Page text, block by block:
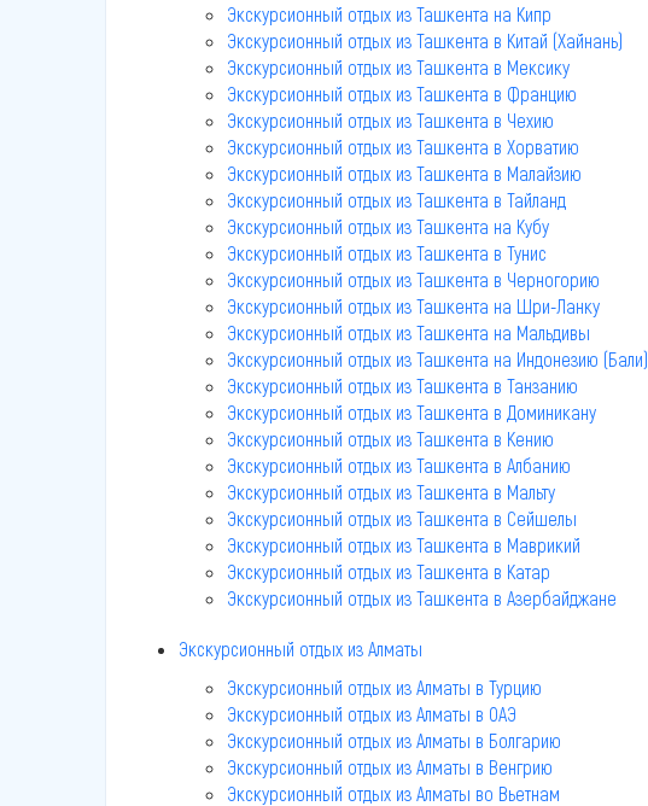
Экскурсионный отдых из Ташкента на Кипр
Экскурсионный отдых из Ташкента в Китай (Хайнань)
Экскурсионный отдых из Ташкента в Мексику
Экскурсионный отдых из Ташкента в Францию
Экскурсионный отдых из Ташкента в Чехию
Экскурсионный отдых из Ташкента в Хорватию
Экскурсионный отдых из Ташкента в Малайзию
Экскурсионный отдых из Ташкента в Тайланд
Экскурсионный отдых из Ташкента на Кубу
Экскурсионный отдых из Ташкента в Тунис
Экскурсионный отдых из Ташкента в Черногорию
Экскурсионный отдых из Ташкента на Шри-Ланку
Экскурсионный отдых из Ташкента на Мальдивы
Экскурсионный отдых из Ташкента на Индонезию (Бали)
Экскурсионный отдых из Ташкента в Танзанию
Экскурсионный отдых из Ташкента в Доминикану
Экскурсионный отдых из Ташкента в Кению
Экскурсионный отдых из Ташкента в Албанию
Экскурсионный отдых из Ташкента в Мальту
Экскурсионный отдых из Ташкента в Сейшелы
Экскурсионный отдых из Ташкента в Маврикий
Экскурсионный отдых из Ташкента в Катар
Экскурсионный отдых из Ташкента в Азербайджане
Экскурсионный отдых из Алматы
Экскурсионный отдых из Алматы в Турцию
Экскурсионный отдых из Алматы в ОАЭ
Экскурсионный отдых из Алматы в Болгарию
Экскурсионный отдых из Алматы в Венгрию
Экскурсионный отдых из Алматы во Вьетнам